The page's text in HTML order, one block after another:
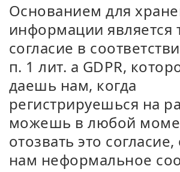
Основанием для
информации является
согласие в
п. 1 лит. а GDPR,
даешь нам, когда
регистрируешься на
можешь в любой
отозвать это
нам неформальное